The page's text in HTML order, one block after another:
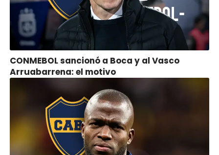
CONMEBOL sancionó a Boca y al Vasco
Arruabarrena: el motivo